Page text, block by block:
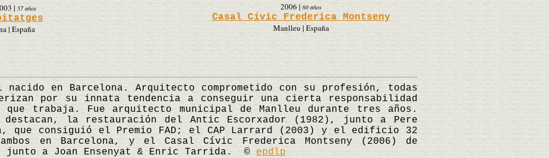
| 57 años
| España
2006|60 años
Casal Cívic Frederica Montseny
Manlleu | España
en Barcelona. Arquitecto comprometido con su profesión, todas
por su innata tendencia a conseguir una cierta responsabilidad
trabaja. Fue arquitecto municipal de Manlleu durante tres años.
la restauración del Antic Escorxador (1982), junto a Pere
que consiguió el Premio FAD; el CAP Larrard (2003) y el edificio 32
en Barcelona, y el Casal Cívic Frederica Montseny (2006) de
junto a Joan Ensenyat & Enric Tarrida. ©epdlp